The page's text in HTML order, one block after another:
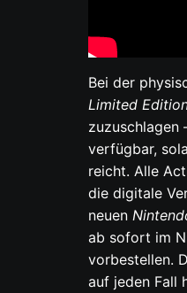
Bei der
Limited
zuzuschlagen
verfügbar,
reicht. Alle
die digitale
neuen
ab sofort im
vorbestellen.
auf jeden Fall